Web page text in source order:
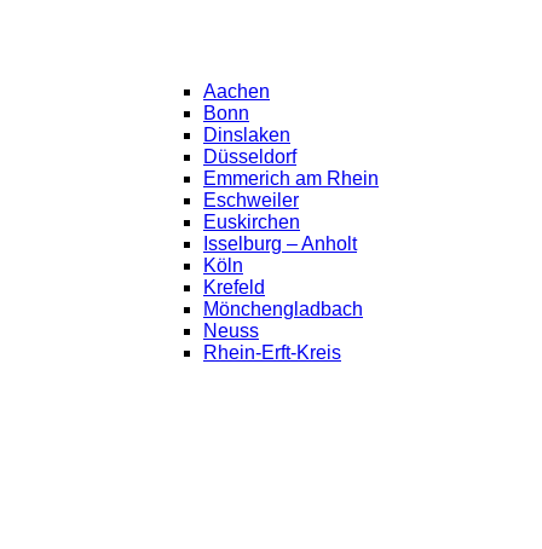
Aachen
Bonn
Dinslaken
Düsseldorf
Emmerich am Rhein
Eschweiler
Euskirchen
Isselburg – Anholt
Köln
Krefeld
Mönchengladbach
Neuss
Rhein-Erft-Kreis